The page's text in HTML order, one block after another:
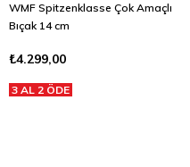
WMF Spitzenklasse Çok Amaçlı
Bıçak 14 cm
₺4.299,00
3 AL 2 ÖDE